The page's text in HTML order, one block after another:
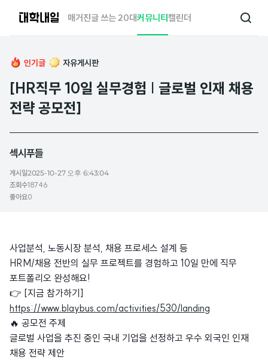
매거진글 쓰는 20대커뮤니티캘린더
검
인기글 자유게시판
[HR직무 10일 실무경험 | 글로벌 인재 채용
전략 공모전]
섹시푸들
게시일2025-10-27 오후 6:43:04
조회수18746
좋아요0
사업분석, 노동시장 분석, 채용 프로세스 설계 등
HRM/채용 전반의 실무 프로젝트를 경험하고 10일 만에 직무
포트폴리오 완성해요!
👉 [지금 참가하기]
https://www.blaybus.com/activities/530/landing
🔥 공모전 주제
글로벌 사업을 추진 중인 국내 기업을 선정하고 우수 외국인 인재
채용 전략 제안